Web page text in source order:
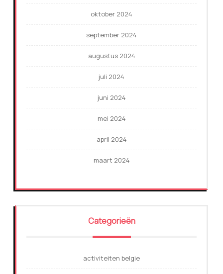
oktober 2024
september 2024
augustus 2024
juli 2024
juni 2024
mei 2024
april 2024
maart 2024
Categorieën
activiteiten belgie